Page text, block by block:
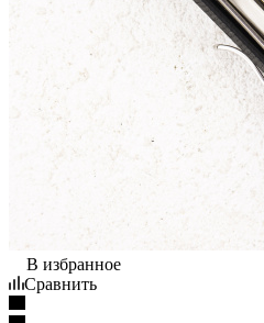
В избранное
Сравнить